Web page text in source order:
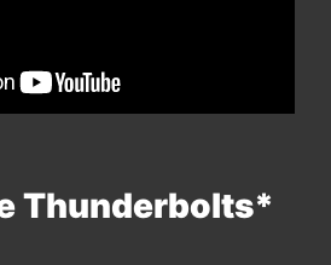
Thunderbolts*